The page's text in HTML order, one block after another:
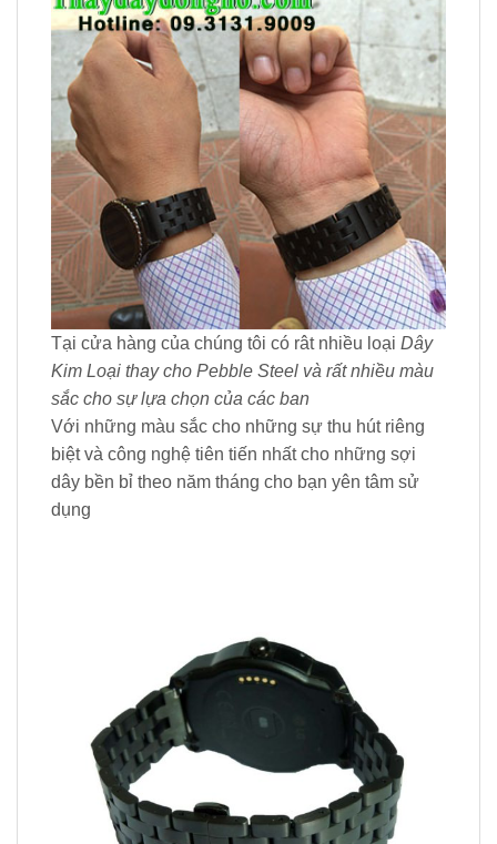
Tại cửa hàng của chúng tôi có rât nhiều loại Dây
Kim Loại thay cho Pebble Steel và rất nhiều màu
sắc cho sự lựa chọn của các ban
Với những màu sắc cho những sự thu hút riêng
biệt và công nghệ tiên tiến nhất cho những sợi
dây bền bỉ theo năm tháng cho bạn yên tâm sử
dụng